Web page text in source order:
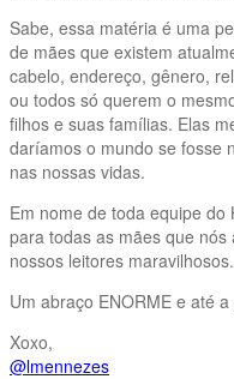
Sabe, essa matéria é uma
de mães que existem
cabelo, endereço, gênero,
ou todos só querem o
filhos e suas famílias. Elas
daríamos o mundo se fosse
nas nossas vidas.
Em nome de toda equipe do
para todas as mães que
nossos leitores maravilhosos.
Um abraço ENORME e até
Xoxo,
@lmennezes